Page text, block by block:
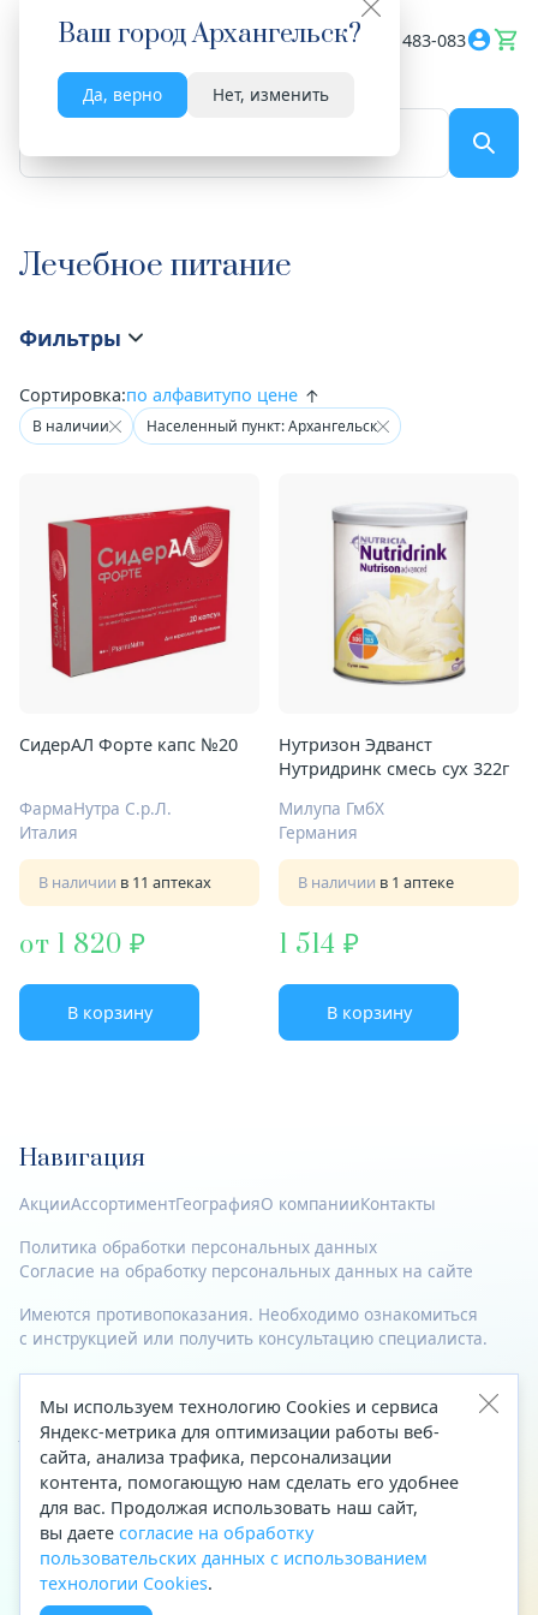
Ваш городАрхангельск?
Да, верно Нет, изменить
Весь сайт 8182 483-083
Лечебное питание
Фильтры
Сортировка:по алфавитупо цене
В наличии Населенный пункт: Архангельск
СидерАЛ Форте капс №20
ФармаНутра С.р.Л.
Италия
В наличии в 11 аптеках
от 1 820
В корзину
Нутризон Эдванст
Нутридринк смесь сух 322г
Милупа ГмбХ
Германия
В наличии в 1 аптеке
1 514
В корзину
Навигация
АкцииАссортиментГеографияО компанииКонтакты
Политика обработки персональных данных
Согласие на обработку персональных данных на сайте
Имеются противопоказания. Необходимо ознакомиться
с инструкцией или получить консультацию специалиста.
© 2023—2026 Все права защищены.
Адрес
Архангельск, ул. Папанина, д. 19 (вход в здание со стороны
автоцентра «Тойота»)
Приемная Генерального директора
Телефон
+7 (8182) 63-60-31
Факс
+7 (8182) 68-66-71
Мы используем технологию Cookies и сервиса
Яндекс-метрика для оптимизации работы веб-
сайта, анализа трафика, персонализации
контента, помогающую нам сделать его удобнее
для вас. Продолжая использовать наш сайт,
вы даете согласие на обработку
пользовательских данных с использованием
технологии Cookies.